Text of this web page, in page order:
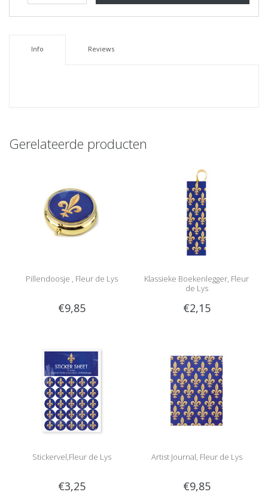
Info Reviews
Gerelateerde producten
Pillendoosje , Fleur de Lys
€9,85
Klassieke Boekenlegger, Fleur
de Lys
€2,15
Stickervel,Fleur de Lys
€3,25
Artist Journal, Fleur de Lys
€9,85